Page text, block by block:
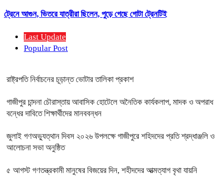
ট্রেনে আগুন, ভিতরে যাত্রীরা ছিলেন, পুড়ে গেছে গোটা ট্রেনটিই
Last Update
Popular Post
রাষ্ট্রপতি নির্বাচনের চূড়ান্ত ভোটার তালিকা প্রকাশ
গাজীপুর চান্দনা চৌরাস্তায় আবাসিক হোটেলে অনৈতিক কার্যকলাপ, মাদক ও অপরাধ
বন্ধের দাবিতে শিক্ষার্থীদের মানববন্ধন
জুলাই গণঅভ্যুত্থান দিবস ২০২৬ উপলক্ষে গাজীপুরে শহিদদের প্রতি শ্রদ্ধাঞ্জলি ও
আলোচনা সভা অনুষ্ঠিত
৫ আগস্ট গণতন্ত্রকামী মানুষের বিজয়ের দিন, শহীদদের আত্মত্যাগ বৃথা যায়নি